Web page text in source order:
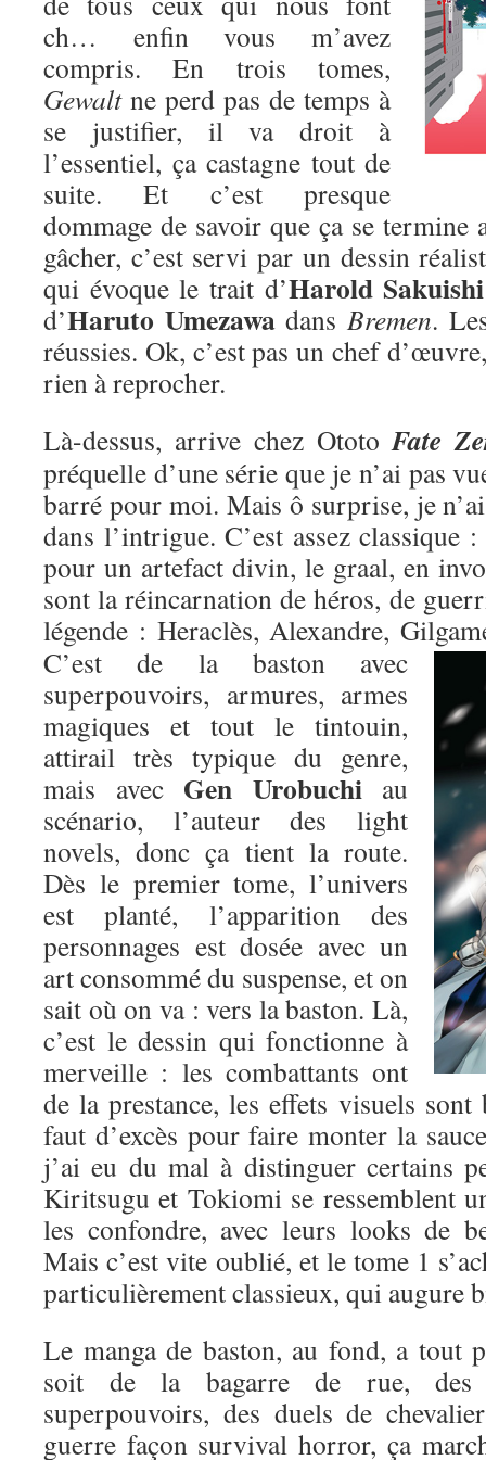
ch… enfin vous m’avez
compris. En trois tomes,
Gewaltne perd pas de temps à
se justifier, il va droit à
l’essentiel, ça castagne tout de
suite. Et c’est presque
dommage de savoir que ça se
gâcher, c’est servi par un dessin
qui évoque le trait d’Harold Sakuishi
d’Haruto UmezawadansBremen.
réussies. Ok, c’est pas un chef
rien à reprocher.
Là-dessus, arrive chez OtotoFate
préquelle d’une série que je n’ai pas
barré pour moi. Mais ô surprise, je
dans l’intrigue. C’est assez classique
pour un artefact divin, le graal, en
sont la réincarnation de héros, de
légende : Heraclès, Alexandre,
C’est de la baston avec
superpouvoirs, armures, armes
magiques et tout le tintouin,
attirail très typique du genre,
mais avec Gen Urobuchiau
scénario, l’auteur des light
novels, donc ça tient la route.
Dès le premier tome, l’univers
est planté, l’apparition des
personnages est dosée avec un
art consommé du suspense, et on
sait où on va : vers la baston. Là,
c’est le dessin qui fonctionne à
merveille : les combattants ont
de la prestance, les effets visuels sont
faut d’excès pour faire monter la
j’ai eu du mal à distinguer certains
Kiritsugu et Tokiomi se ressemblent
les confondre, avec leurs looks de
Mais c’est vite oublié, et le tome 1
particulièrement classieux, qui augure
Le manga de baston, au fond, a tout
soit de la bagarre de rue, des
superpouvoirs, des duels de
guerre façon survival horror, ça